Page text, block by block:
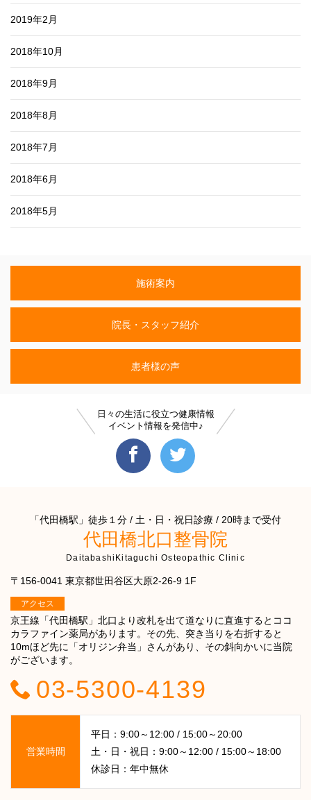
2019年2月
2018年10月
2018年9月
2018年8月
2018年7月
2018年6月
2018年5月
施術案内
院長・スタッフ紹介
患者様の声
日々の生活に役立つ健康情報
イベント情報を発信中♪
「代田橋駅」徒歩１分 / 土・日・祝日診療 / 20時まで受付
代田橋北口整骨院
DaitabashiKitaguchi Osteopathic Clinic
〒156-0041 東京都世田谷区大原2-26-9 1F
アクセス
京王線「代田橋駅」北口より改札を出て道なりに直進するとココ
カラファイン薬局があります。その先、突き当りを右折すると
10mほど先に「オリジン弁当」さんがあり、その斜向かいに当院
がございます。
03-5300-4139
営業時間
平日：9:00～12:00 / 15:00～20:00
土・日・祝日：9:00～12:00 / 15:00～18:00
休診日：年中無休